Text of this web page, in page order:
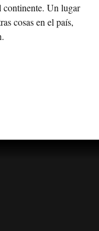
continente. Un lugar
cosas en el país,